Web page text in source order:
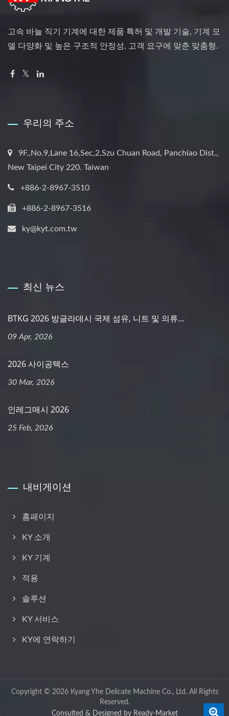
고속 바늘 직기 기계에 대한 제품 특허 및 개발 기술, 기계 모
델 다양화 및 높은 구조적 안정성, 고객 요구에 맞춘 맞춤형.
우리의 주소
9F.,No.9,Lane 16,Sec,2,Szu Chuan Road, Panchiao Dist.,
New Taipei City 220. Taiwan
+886-2-8967-3510
+886-2-8967-3516
ky@kyt.com.tw
최신 뉴스
BTKG 2026 방글라데시 국제 섬유, 니트 및 의류...
09 Apr, 2026
2026 사이공텍스
30 Mar, 2026
인레그매시 2026
25 Feb, 2026
내비게이션
홈페이지
KY 소개
KY 기계
적용
솔루션
KY 서비스
KY에 연락하기
Copyright © 2026 Kyang Yhe Delicate Machine Co., Ltd.All Rights
Reserved.
Consulted & Designed by Ready-Market